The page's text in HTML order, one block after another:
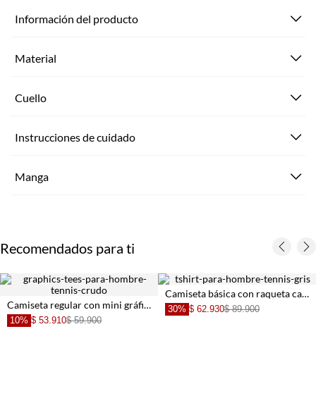
Información del producto
Material
Cuello
Instrucciones de cuidado
Manga
Recomendados para ti
Camiseta regular con mini gráfico de banderas en algodón blanco para hombre
10% $ 53.910$ 59.900
Camiseta básica con raqueta café para hombre
30% $ 62.930$ 89.900